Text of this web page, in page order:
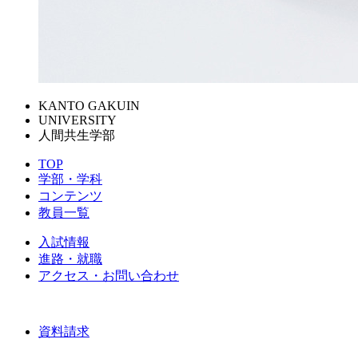
KANTO GAKUIN
UNIVERSITY
人間共生学部
TOP
学部・学科
コンテンツ
教員一覧
入試情報
進路・就職
アクセス・お問い合わせ
資料請求